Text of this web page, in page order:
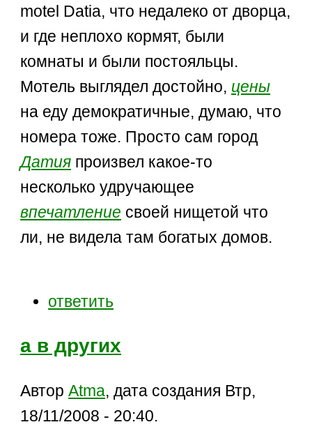
motel Datia, что недалеко от дворца,
и где неплохо кормят, были
комнаты и были постояльцы.
Мотель выглядел достойно, цены
на еду демократичные, думаю, что
номера тоже. Просто сам город
Датия произвел какое-то
несколько удручающее
впечатление своей нищетой что
ли, не видела там богатых домов.
ответить
а в других
АвторAtma, дата создания Втр,
18/11/2008 - 20:40.